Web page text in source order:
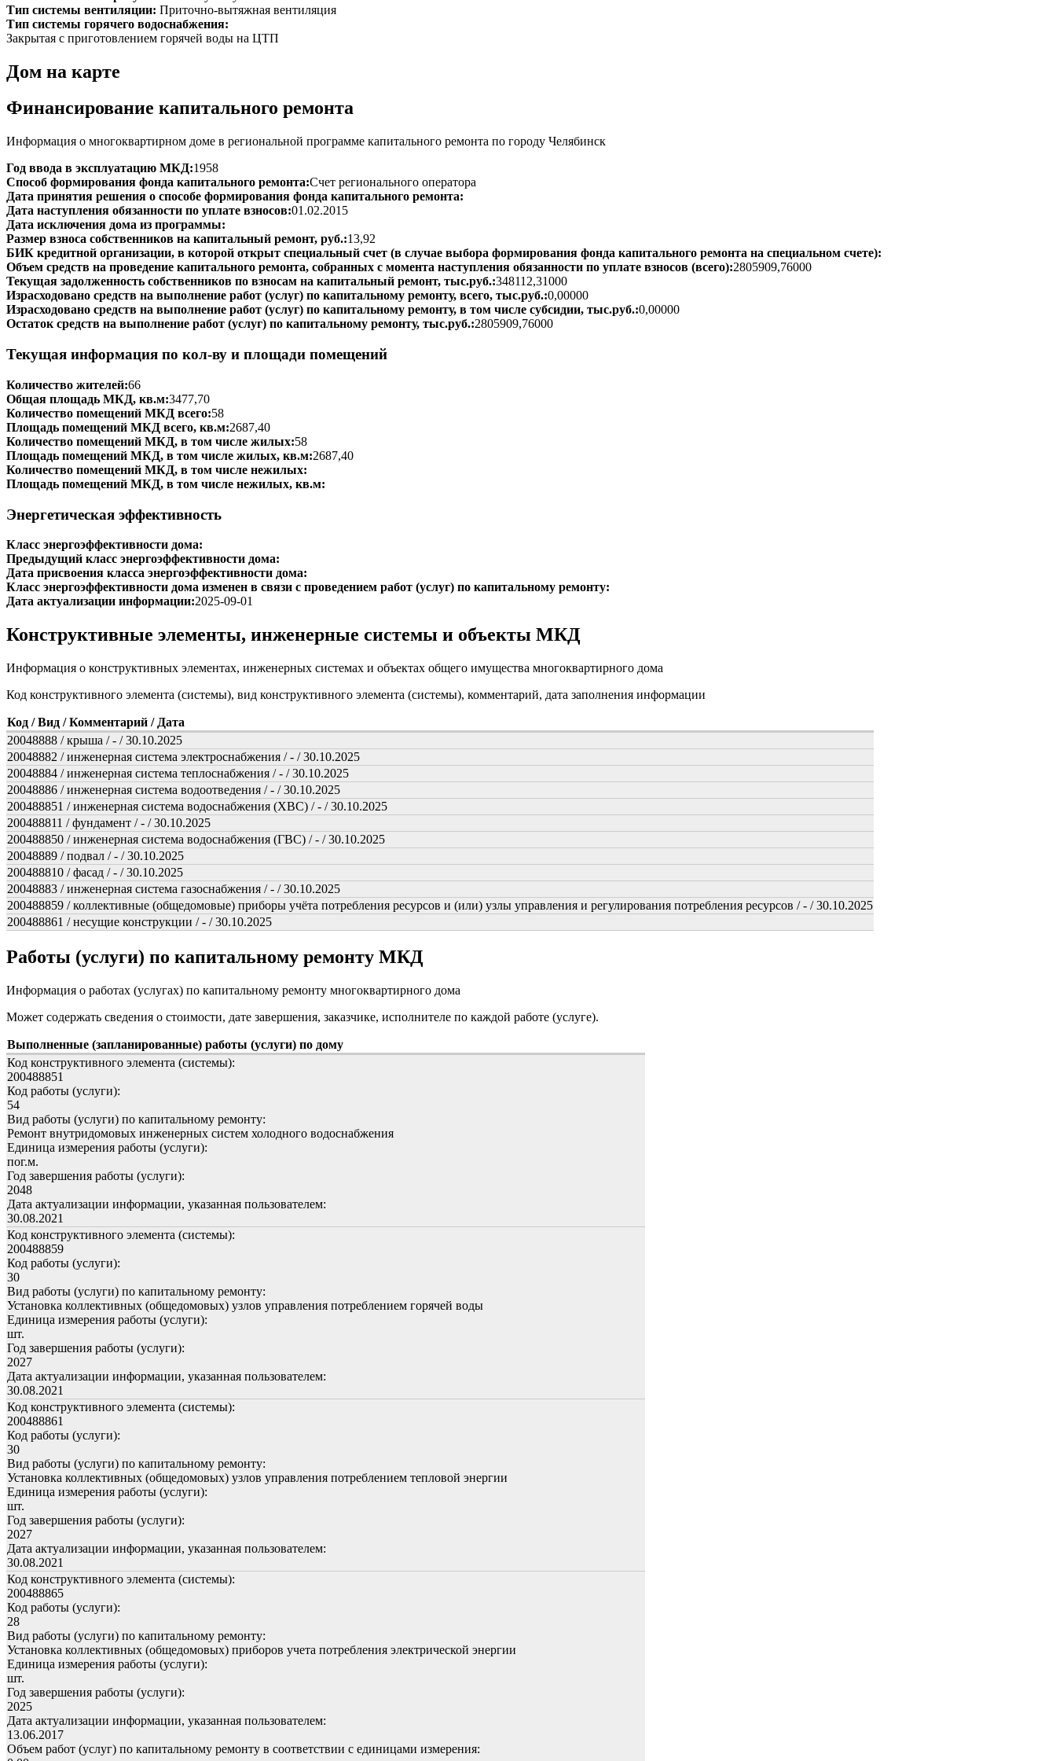
Тип системы вентиляции: Приточно-вытяжная вентиляция
Тип системы горячего водоснабжения:
Закрытая с приготовлением горячей воды на ЦТП
Дом на карте
Финансирование капитального ремонта
Информация о многоквартирном доме в региональной программе капитального ремонта по городу Челябинск
Год ввода в эксплуатацию МКД:1958
Способ формирования фонда капитального ремонта:Счет регионального оператора
Дата принятия решения о способе формирования фонда капитального ремонта:
Дата наступления обязанности по уплате взносов:01.02.2015
Дата исключения дома из программы:
Размер взноса собственников на капитальный ремонт, руб.:13,92
БИК кредитной организации, в которой открыт специальный счет (в случае выбора формирования фонда капитального ремонта на специальном счете):
Объем средств на проведение капитального ремонта, собранных с момента наступления обязанности по уплате взносов (всего):2805909,76000
Текущая задолженность собственников по взносам на капитальный ремонт, тыс.руб.:348112,31000
Израсходовано средств на выполнение работ (услуг) по капитальному ремонту, всего, тыс.руб.:0,00000
Израсходовано средств на выполнение работ (услуг) по капитальному ремонту, в том числе субсидии, тыс.руб.:0,00000
Остаток средств на выполнение работ (услуг) по капитальному ремонту, тыс.руб.:2805909,76000
Текущая информация по кол-ву и площади помещений
Количество жителей:66
Общая площадь МКД, кв.м:3477,70
Количество помещений МКД всего:58
Площадь помещений МКД всего, кв.м:2687,40
Количество помещений МКД, в том числе жилых:58
Площадь помещений МКД, в том числе жилых, кв.м:2687,40
Количество помещений МКД, в том числе нежилых:
Площадь помещений МКД, в том числе нежилых, кв.м:
Энергетическая эффективность
Класс энергоэффективности дома:
Предыдущий класс энергоэффективности дома:
Дата присвоения класса энергоэффективности дома:
Класс энергоэффективности дома изменен в связи с проведением работ (услуг) по капитальному ремонту:
Дата актуализации информации:2025-09-01
Конструктивные элементы, инженерные системы и объекты МКД
Информация о конструктивных элементах, инженерных системах и объектах общего имущества многоквартирного дома
Код конструктивного элемента (системы), вид конструктивного элемента (системы), комментарий, дата заполнения информации
Код / Вид / Комментарий / Дата
20048888 / крыша / - / 30.10.2025
20048882 / инженерная система электроснабжения / - / 30.10.2025
20048884 / инженерная система теплоснабжения / - / 30.10.2025
20048886 / инженерная система водоотведения / - / 30.10.2025
200488851 / инженерная система водоснабжения (ХВС) / - / 30.10.2025
200488811 / фундамент / - / 30.10.2025
200488850 / инженерная система водоснабжения (ГВС) / - / 30.10.2025
20048889 / подвал / - / 30.10.2025
200488810 / фасад / - / 30.10.2025
20048883 / инженерная система газоснабжения / - / 30.10.2025
200488859 / коллективные (общедомовые) приборы учёта потребления ресурсов и (или) узлы управления и регулирования потребления ресурсов / - / 30.10.2025
200488861 / несущие конструкции / - / 30.10.2025
Работы (услуги) по капитальному ремонту МКД
Информация о работах (услугах) по капитальному ремонту многоквартирного дома
Может содержать сведения о стоимости, дате завершения, заказчике, исполнителе по каждой работе (услуге).
Выполненные (запланированные) работы (услуги) по дому
Код конструктивного элемента (системы):
200488851
Код работы (услуги):
54
Вид работы (услуги) по капитальному ремонту:
Ремонт внутридомовых инженерных систем холодного водоснабжения
Единица измерения работы (услуги):
пог.м.
Год завершения работы (услуги):
2048
Дата актуализации информации, указанная пользователем:
30.08.2021
Код конструктивного элемента (системы):
200488859
Код работы (услуги):
30
Вид работы (услуги) по капитальному ремонту:
Установка коллективных (общедомовых) узлов управления потреблением горячей воды
Единица измерения работы (услуги):
шт.
Год завершения работы (услуги):
2027
Дата актуализации информации, указанная пользователем:
30.08.2021
Код конструктивного элемента (системы):
200488861
Код работы (услуги):
30
Вид работы (услуги) по капитальному ремонту:
Установка коллективных (общедомовых) узлов управления потреблением тепловой энергии
Единица измерения работы (услуги):
шт.
Год завершения работы (услуги):
2027
Дата актуализации информации, указанная пользователем:
30.08.2021
Код конструктивного элемента (системы):
200488865
Код работы (услуги):
28
Вид работы (услуги) по капитальному ремонту:
Установка коллективных (общедомовых) приборов учета потребления электрической энергии
Единица измерения работы (услуги):
шт.
Год завершения работы (услуги):
2025
Дата актуализации информации, указанная пользователем:
13.06.2017
Объем работ (услуг) по капитальному ремонту в соответствии с единицами измерения: